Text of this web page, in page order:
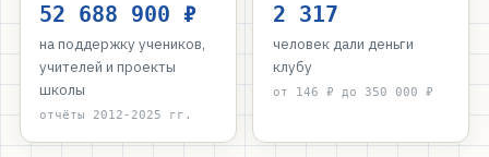
52 688 900 ₽
на поддержку учеников,
учителей и проекты
школы
отчёты 2012-2025 гг.
2 317
человек дали деньги
клубу
от 146 ₽ до 350 000 ₽